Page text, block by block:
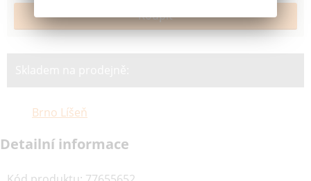
Brno Líšeň
Detailní informace